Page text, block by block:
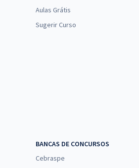
Aulas Grátis
Sugerir Curso
BANCAS DE CONCURSOS
Cebraspe